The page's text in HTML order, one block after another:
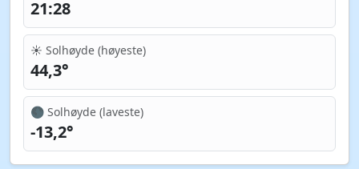
21:28
☀️ Solhøyde (høyeste)
44,3°
🌑 Solhøyde (laveste)
-13,2°